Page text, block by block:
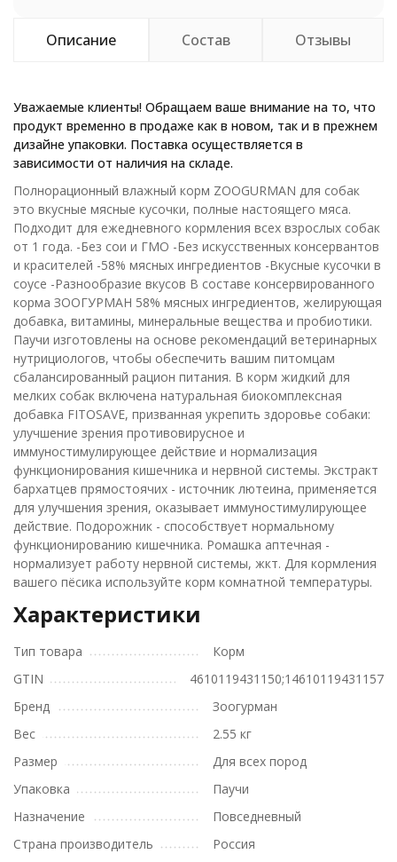
Описание Состав Отзывы
Уважаемые клиенты! Обращаем ваше внимание на то, что
продукт временно в продаже как в новом, так и в прежнем
дизайне упаковки. Поставка осуществляется в
зависимости от наличия на складе.
Полнорационный влажный корм ZOOGURMAN для собак
это вкусные мясные кусочки, полные настоящего мяса.
Подходит для ежедневного кормления всех взрослых собак
от 1 года. -Без сои и ГМО -Без искусственных консервантов
и красителей -58% мясных ингредиентов -Вкусные кусочки в
соусе -Разнообразие вкусов В составе консервированного
корма ЗООГУРМАН 58% мясных ингредиентов, желирующая
добавка, витамины, минеральные вещества и пробиотики.
Паучи изготовлены на основе рекомендаций ветеринарных
нутрициологов, чтобы обеспечить вашим питомцам
сбалансированный рацион питания. В корм жидкий для
мелких собак включена натуральная биокомплексная
добавка FITOSAVE, призванная укрепить здоровье собаки:
улучшение зрения противовирусное и
иммуностимулирующее действие и нормализация
функционирования кишечника и нервной системы. Экстракт
бархатцев прямостоячих - источник лютеина, применяется
для улучшения зрения, оказывает иммуностимулирующее
действие. Подорожник - способствует нормальному
функционированию кишечника. Ромашка аптечная -
нормализует работу нервной системы, жкт. Для кормления
вашего пёсика используйте корм комнатной температуры.
Характеристики
Тип товара
Корм
GTIN
4610119431150;14610119431157
Бренд
Зоогурман
Вес
2.55 кг
Размер
Для всех пород
Упаковка
Паучи
Назначение
Повседневный
Страна производитель
Россия